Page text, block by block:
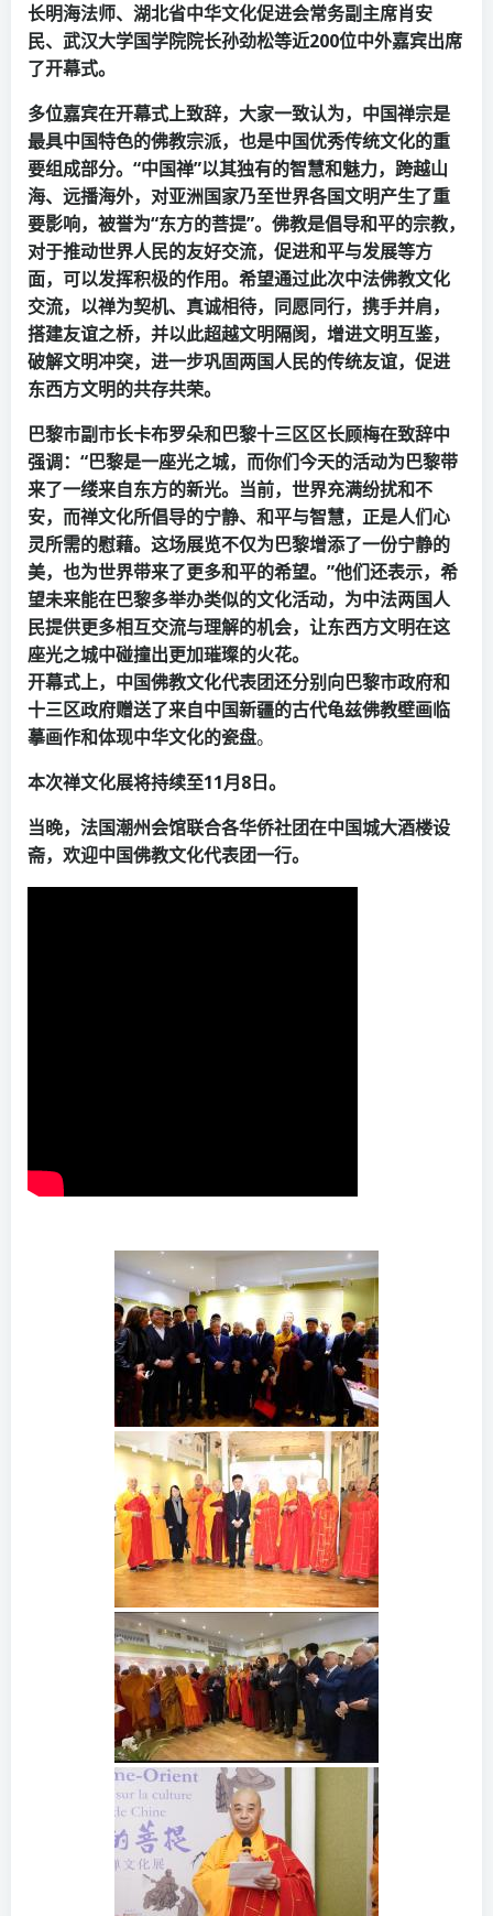
长明海法师、湖北省中华文化促进会常务副主席肖安
民、武汉大学国学院院长孙劲松等近200位中外嘉宾出席
了开幕式。
多位嘉宾在开幕式上致辞，大家一致认为，中国禅宗是
最具中国特色的佛教宗派，也是中国优秀传统文化的重
要组成部分。 “中国禅”以其独有的智慧和魅力，跨越山
海、远播海外，对亚洲国家乃至世界各国文明产生了重
要影响，被誉为“东方的菩提”。佛教是倡导和平的宗教，
对于推动世界人民的友好交流，促进和平与发展等方
面，可以发挥积极的作用。希望通过此次中法佛教文化
交流，以禅为契机、真诚相待，同愿同行，携手并肩，
搭建友谊之桥，并以此超越文明隔阂，增进文明互鉴，
破解文明冲突，进一步巩固两国人民的传统友谊，促进
东西方文明的共存共荣。
巴黎市副市长卡布罗朵和巴黎十三区区长顾梅在致辞中
强调：“巴黎是一座光之城，而你们今天的活动为巴黎带
来了一缕来自东方的新光。当前，世界充满纷扰和不
安，而禅文化所倡导的宁静、和平与智慧，正是人们心
灵所需的慰藉。这场展览不仅为巴黎增添了一份宁静的
美，也为世界带来了更多和平的希望。”他们还表示，希
望未来能在巴黎多举办类似的文化活动，为中法两国人
民提供更多相互交流与理解的机会，让东西方文明在这
座光之城中碰撞出更加璀璨的火花。
开幕式上，中国佛教文化代表团还分别向巴黎市政府和
十三区政府赠送了来自中国新疆的古代龟兹佛教壁画临
摹画作和体现中华文化的瓷盘。
本次禅文化展将持续至11月8日。
当晚，法国潮州会馆联合各华侨社团在中国城大酒楼设
斋，欢迎中国佛教文化代表团一行。